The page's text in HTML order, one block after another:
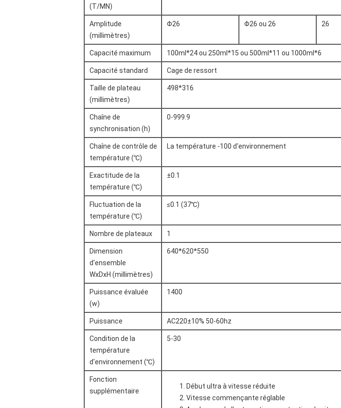
(T/MN)
Amplitude
(millimètres)
Φ26 Φ26 ou 26 26
Capacité maximum 100ml*24 ou 250ml*15 ou 500ml*11 ou 1000ml*6
Capacité standard Cage de ressort
Taille de plateau
(millimètres)
498*316
Chaîne de
synchronisation (h)
0-999.9
Chaîne de contrôle de
température (℃)
La température -100 d'environnement
Exactitude de la
température (℃)
±0.1
Fluctuation de la
température (℃)
≤0.1 (37℃)
Nombre de plateaux 1
Dimension
d'ensemble
WxDxH (millimètres)
640*620*550
Puissance évaluée
(w)
1400
Puissance AC220±10% 50-60hz
Condition de la
température
d'environnement (℃)
5-30
Fonction
supplémentaire
Début ultra à vitesse réduite
Vitesse commençante réglable